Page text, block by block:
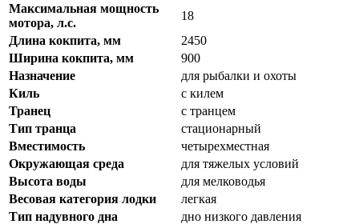
Максимальная мощность
мотора, л.с.
18
Длина кокпита, мм
2450
Ширина кокпита, мм
900
Назначение
для рыбалки и охоты
Киль
с килем
Транец
с транцем
Тип транца
стационарный
Вместимость
четырехместная
Окружающая среда
для тяжелых условий
Высота воды
для мелководья
Весовая категория лодки
легкая
Тип надувного дна
дно низкого давления